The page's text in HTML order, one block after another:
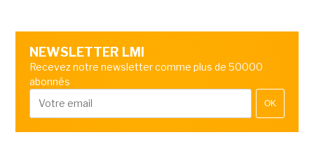
NEWSLETTER LMI
Recevez notre newsletter comme plus de 50000
abonnés
OK